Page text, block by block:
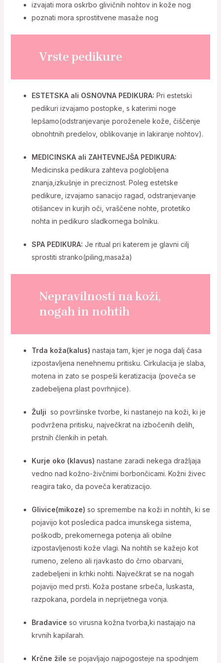
izvajati mora oskrbo glivičnih nohtov in kože nog
poznati mora sprostitvene masaže nog
Vrste pedikure
ESTETSKA ali OSNOVNA PEDIKURA: Pri estetski
pedikuri izvajamo postopke, s katerimi noge
lepšamo(odstranjevanje poroženele kože, čiščenje
obnohtnih predelov, oblikovanje in lakiranje nohtov).
MEDICINSKA ali ZAHTEVNEJŠA PEDIKURA:
Medicinska pedikura zahteva poglobljena
znanja,izkušnje in preciznost. Poleg estetske
pedikure, izvajamo sanacijo ragad, odstranjevanje
otišancev in kurjih oči, vraščene nohte, protetiko
nohta in pedikuro sladkornega bolniku.
SPA PEDIKURA: Je ritual pri katerem je glavni cilj
sprostiti stranko(piling,masaža)
Nepravilnosti na koži,
nogah in nohtih
Trda koža(kalus) nastaja tam, kjer je noga dalj časa
izpostavljena nenehnemu pritisku. Cirkulacija je slaba,
motena in zato se pospeši keratizacija (poveča se
zadebeljena plast povrhnjice).
Žulji so površinske tvorbe, ki nastanejo na koži, ki je
podvržena pritisku, največkrat na izbočenih delih,
prstnih členkih in petah.
Kurje oko (klavus) nastane zaradi nekega dražljaja
vedno nad kožno-živčnimi borbončicami. Kožni živec
reagira tako, da poveča keratizacijo.
Glivice(mikoze) so spremembe na koži in nohtih, ki se
pojavijo kot posledica padca imunskega sistema,
poškodb, prekomernega potenja ali obilne
izpostavljenosti kože vlagi. Na nohtih se kažejo kot
rumeno, zeleno ali rjavkasto do črno obarvani,
zadebeljeni in krhki nohti. Največkrat se na nogah
pojavijo med prsti. Koža postane srbeča, luskasta,
razpokana, pordela in neprijetnega vonja.
Bradavice so virusna kožna tvorba,ki nastajajo na
krvnih kapilarah.
Krčne žile se pojavljajo najpogosteje na spodnjem